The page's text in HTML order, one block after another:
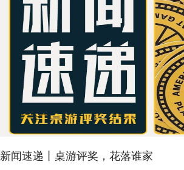
新闻速递丨桌游评奖，花落谁家